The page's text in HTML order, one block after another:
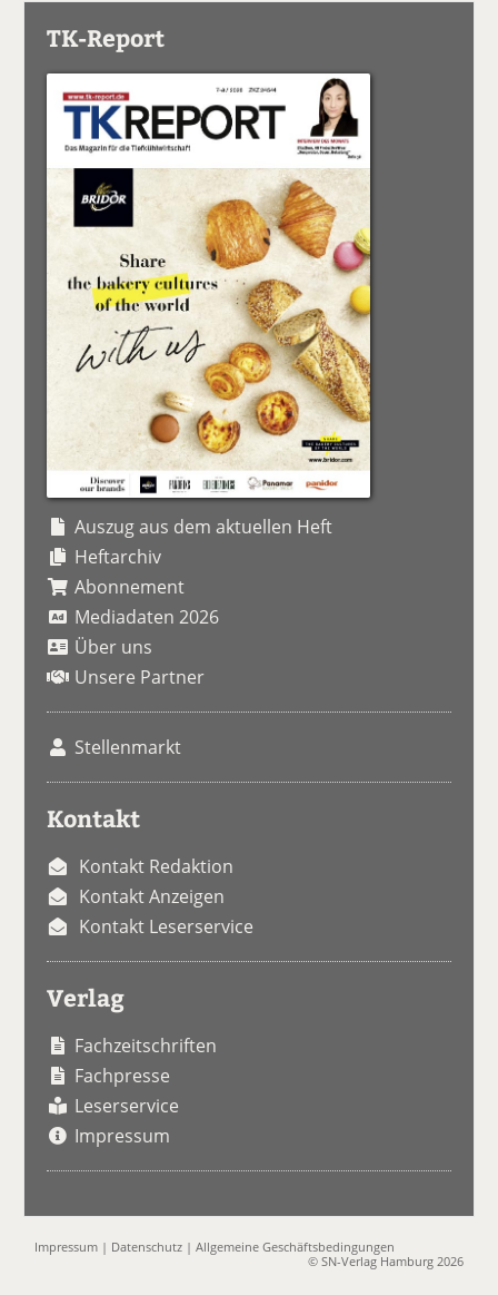
TK-Report
Auszug aus dem aktuellen Heft
Heftarchiv
Abonnement
Mediadaten 2026
Über uns
Unsere Partner
Stellenmarkt
Kontakt
Kontakt Redaktion
Kontakt Anzeigen
Kontakt Leserservice
Verlag
Fachzeitschriften
Fachpresse
Leserservice
Impressum
Impressum | Datenschutz |Allgemeine Geschäftsbedingungen
© SN-Verlag Hamburg 2026